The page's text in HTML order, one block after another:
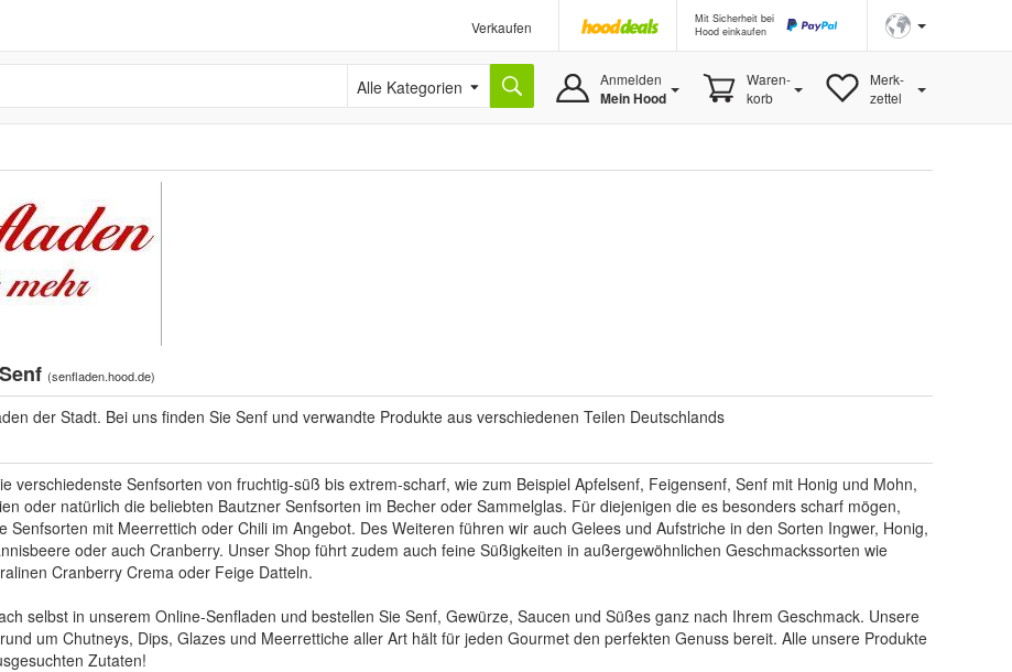
Verkaufen
Mit Sicherheit bei
Hood einkaufen
Alle Kategorien Anmelden
Mein Hood
Waren-
korb
Merk-
zettel
(senfladen.hood.de)
der Stadt. Bei uns finden Sie Senf und verwandte Produkte aus verschiedenen Teilen Deutschlands
verschiedenste Senfsorten von fruchtig-süß bis extrem-scharf, wie zum Beispiel Apfelsenf, Feigensenf, Senf mit Honig und Mohn,
oder natürlich die beliebten Bautzner Senfsorten im Becher oder Sammelglas. Für diejenigen die es besonders scharf mögen,
Senfsorten mit Meerrettich oder Chili im Angebot. Des Weiteren führen wir auch Gelees und Aufstriche in den Sorten Ingwer, Honig,
oder auch Cranberry. Unser Shop führt zudem auch feine Süßigkeiten in außergewöhnlichen Geschmackssorten wie
Cranberry Crema oder Feige Datteln.
selbst in unserem Online-Senfladen und bestellen Sie Senf, Gewürze, Saucen und Süßes ganz nach Ihrem Geschmack. Unsere
um Chutneys, Dips, Glazes und Meerrettiche aller Art hält für jeden Gourmet den perfekten Genuss bereit. Alle unsere Produkte
Zutaten!